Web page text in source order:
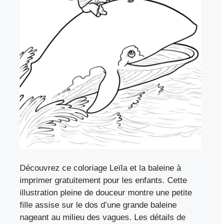
Découvrez ce coloriage Leïla et la baleine à
imprimer gratuitement pour les enfants. Cette
illustration pleine de douceur montre une petite
fille assise sur le dos d’une grande baleine
nageant au milieu des vagues. Les détails de